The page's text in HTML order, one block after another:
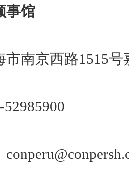
事馆
京西路1515号